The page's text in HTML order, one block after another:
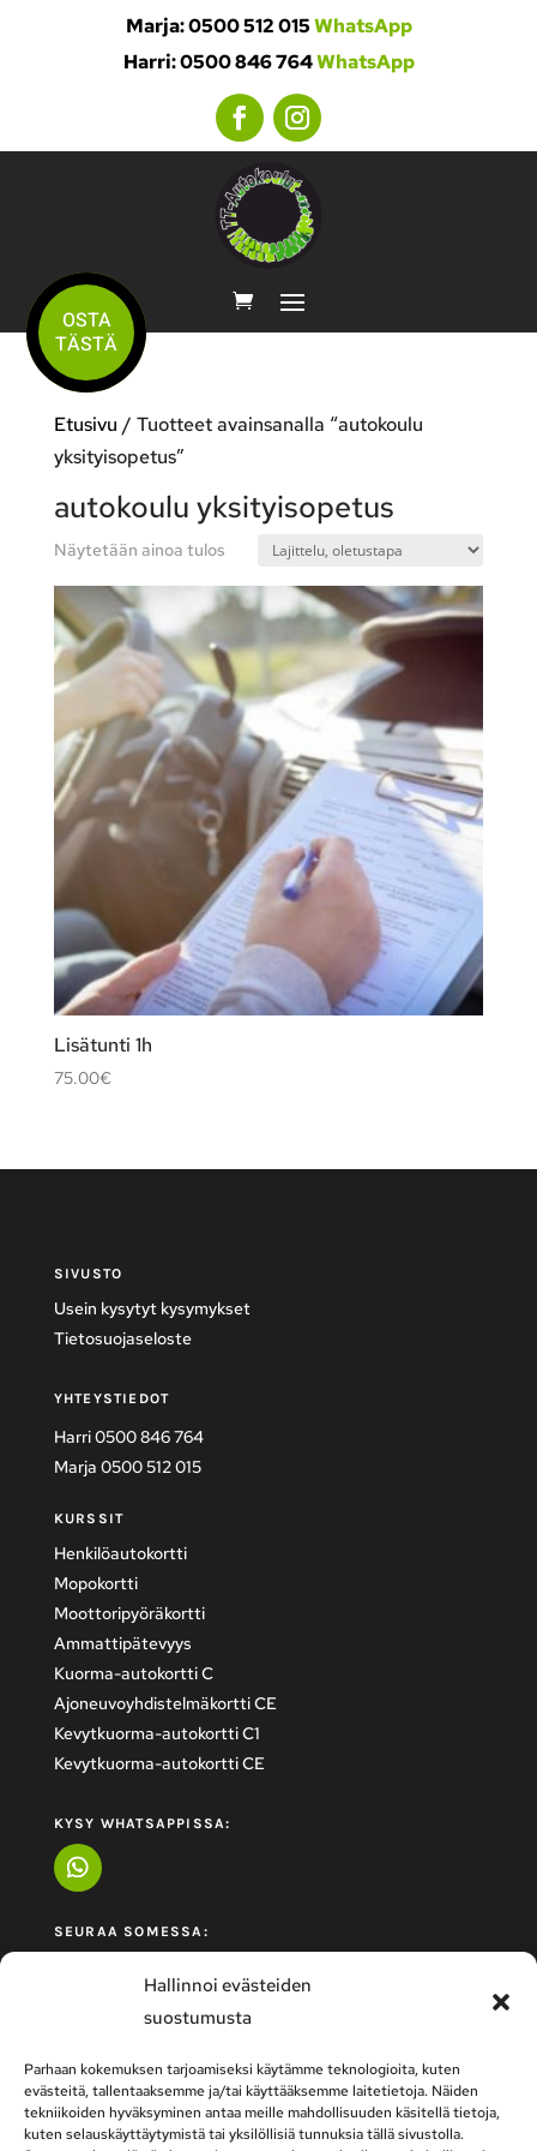
Hallinnoi evästeiden
suostumusta
Parhaan kokemuksen tarjoamiseksi käytämme teknologioita, kuten
evästeitä, tallentaaksemme ja/tai käyttääksemme laitetietoja. Näiden
tekniikoiden hyväksyminen antaa meille mahdollisuuden käsitellä tietoja,
kuten selauskäyttäytymistä tai yksilöllisiä tunnuksia tällä sivustolla.
Marja: 0500 512 015WhatsApp
Harri: 0500 846 764WhatsApp
OSTA
TÄSTÄ
Etusivu / Tuotteet avainsanalla “autokoulu
yksityisopetus”
autokoulu yksityisopetus
Näytetään ainoa tulos
Lisätunti 1h
75.00€
SIVUSTO
Usein kysytyt kysymykset
Tietosuojaseloste
YHTEYSTIEDOT
Harri 0500 846 764
Marja 0500 512 015
KURSSIT
Henkilöautokortti
Mopokortti
Moottoripyöräkortti
Ammattipätevyys
Kuorma-autokortti C
Ajoneuvoyhdistelmäkortti CE
Kevytkuorma-autokortti C1
Kevytkuorma-autokortti CE
KYSY WHATSAPPISSA:
SEURAA SOMESSA: